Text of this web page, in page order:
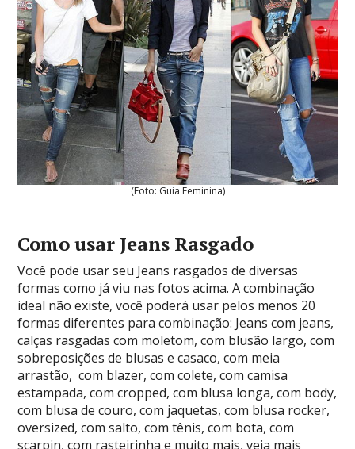
(Foto: Guia Feminina)
Como usar Jeans Rasgado
Você pode usar seu Jeans rasgados de diversas
formas como já viu nas fotos acima. A combinação
ideal não existe, você poderá usar pelos menos 20
formas diferentes para combinação: Jeans com jeans,
calças rasgadas com moletom, com blusão largo, com
sobreposições de blusas e casaco, com meia
arrastão, com blazer, com colete, com camisa
estampada, com cropped, com blusa longa, com body,
com blusa de couro, com jaquetas, com blusa rocker,
oversized, com salto, com tênis, com bota, com
scarpin, com rasteirinha e muito mais, veja mais